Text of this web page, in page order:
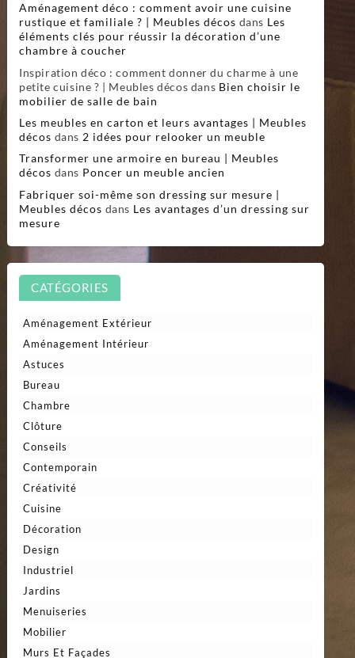
Aménagement déco : comment avoir une cuisine
rustique et familiale ? | Meubles décos dans Les
éléments clés pour réussir la décoration d’une
chambre à coucher
Inspiration déco : comment donner du charme à une
petite cuisine ? | Meubles décos dans Bien choisir le
mobilier de salle de bain
Les meubles en carton et leurs avantages | Meubles
décos dans 2 idées pour relooker un meuble
Transformer une armoire en bureau | Meubles
décos dans Poncer un meuble ancien
Fabriquer soi-même son dressing sur mesure |
Meubles décos dans Les avantages d’un dressing sur
mesure
CATÉGORIES
Aménagement Extérieur
Aménagement Intérieur
Astuces
Bureau
Chambre
Clôture
Conseils
Contemporain
Créativité
Cuisine
Décoration
Design
Industriel
Jardins
Menuiseries
Mobilier
Murs Et Façades